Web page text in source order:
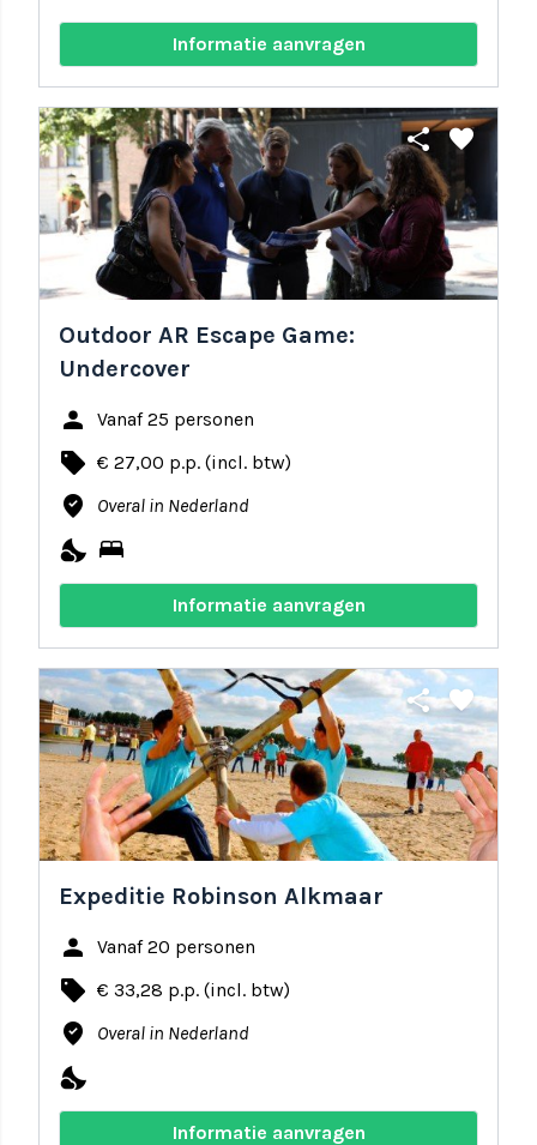
Informatie aanvragen
share favorite
Outdoor AR Escape Game:
Undercover
person Vanaf 25 personen
local_offer € 27,00 p.p. (incl. btw)
where_to_vote Overal in Nederland
nights_stay bed
Informatie aanvragen
share favorite
Expeditie Robinson Alkmaar
person Vanaf 20 personen
local_offer € 33,28 p.p. (incl. btw)
where_to_vote Overal in Nederland
nights_stay
Informatie aanvragen